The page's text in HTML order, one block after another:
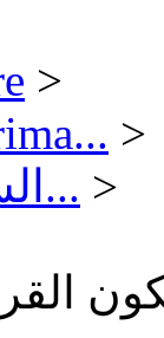
>
>
CE1 / السنة الأولى... >